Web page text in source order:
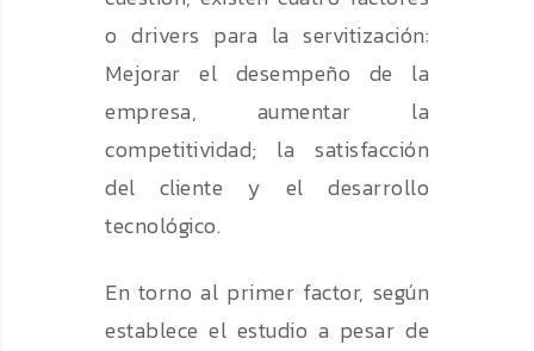
o drivers para la servitización:
Mejorar el desempeño de la
empresa, aumentar la
competitividad; la satisfacción
del cliente y el desarrollo
tecnológico.
En torno al primer factor, según
establece el estudio a pesar de